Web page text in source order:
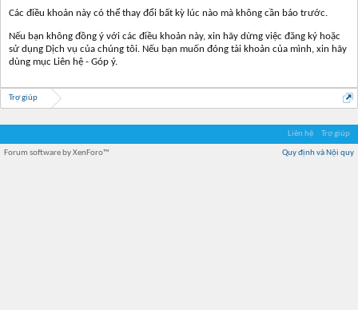
Các điều khoản này có thể thay đổi bất kỳ lúc nào mà không cần báo trước.
Nếu bạn không đồng ý với các điều khoản này, xin hãy dừng việc đăng ký hoặc
sử dụng Dịch vụ của chúng tôi. Nếu bạn muốn đóng tài khoản của mình, xin hãy
dùng mục Liên hệ - Góp ý.
Trợ giúp
Liên hệ Trợ giúp
Quy định và Nội quy
Forum software by XenForo™